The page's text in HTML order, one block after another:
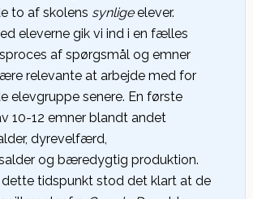
to af skolens synligeelever.
eleverne gik vi ind i en fælles
af spørgsmål og emner
relevante at arbejde med for
elevgruppe senere. En første
10-12 emner blandt andet
dyrevelfærd,
og bæredygtig produktion.
tidspunkt stod det klart at de